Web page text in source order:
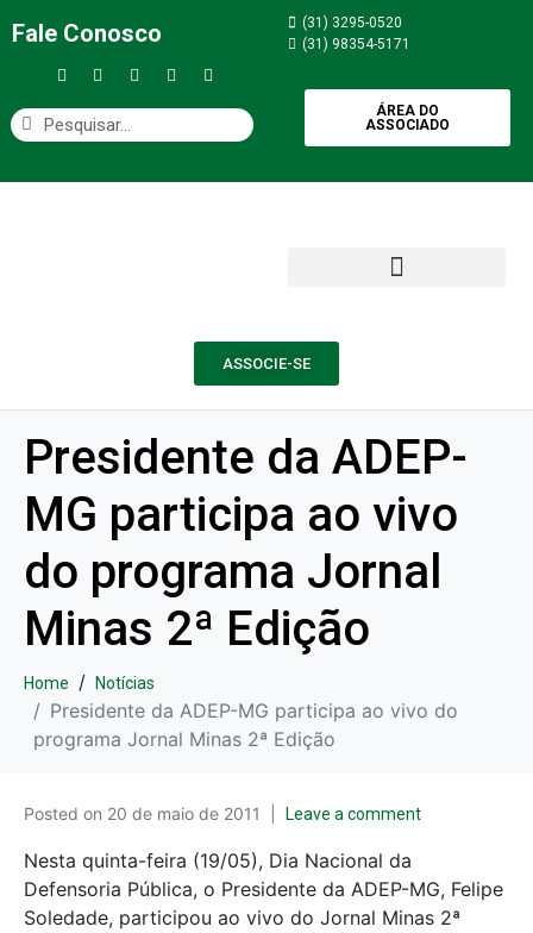
Fale Conosco
(31) 3295-0520
(31) 98354-5171
ÁREA DO
ASSOCIADO
ASSOCIE-SE
Presidente da ADEP-
MG participa ao vivo
do programa Jornal
Minas 2ª Edição
Home Notícias
Presidente da ADEP-MG participa ao vivo do
programa Jornal Minas 2ª Edição
Posted on 20 de maio de 2011 Leave a comment
Nesta quinta-feira (19/05), Dia Nacional da
Defensoria Pública, o Presidente da ADEP-MG, Felipe
Soledade, participou ao vivo do Jornal Minas 2ª